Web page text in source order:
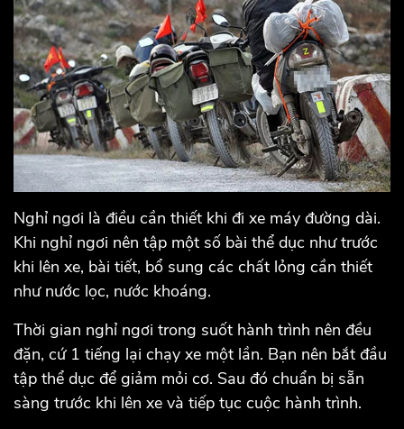
Nghỉ ngơi là điều cần thiết khi đi xe máy đường dài.
Khi nghỉ ngơi nên tập một số bài thể dục như trước
khi lên xe, bài tiết, bổ sung các chất lỏng cần thiết
như nước lọc, nước khoáng.
Thời gian nghỉ ngơi trong suốt hành trình nên đều
đặn, cứ 1 tiếng lại chạy xe một lần. Bạn nên bắt đầu
tập thể dục để giảm mỏi cơ. Sau đó chuẩn bị sẵn
sàng trước khi lên xe và tiếp tục cuộc hành trình.